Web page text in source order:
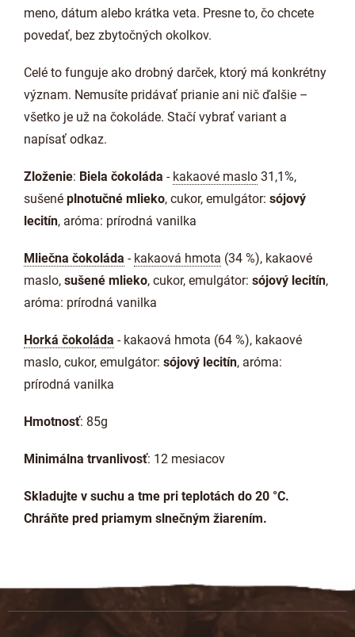
meno, dátum alebo krátka veta. Presne to, čo chcete
povedať, bez zbytočných okolkov.
Celé to funguje ako drobný darček, ktorý má konkrétny
význam. Nemusíte pridávať prianie ani nič ďalšie –
všetko je už na čokoláde. Stačí vybrať variant a
napísať odkaz.
Zloženie: Biela čokoláda - kakaové maslo 31,1%,
sušené plnotučné mlieko, cukor, emulgátor: sójový
lecitín, aróma: prírodná vanilka
Mliečna čokoláda - kakaová hmota (34 %), kakaové
maslo, sušené mlieko, cukor, emulgátor: sójový lecitín,
aróma: prírodná vanilka
Horká čokoláda - kakaová hmota (64 %), kakaové
maslo, cukor, emulgátor: sójový lecitín, aróma:
prírodná vanilka
Hmotnosť: 85g
Minimálna trvanlivosť: 12 mesiacov
Skladujte v suchu a tme pri teplotách do 20 °C.
Chráňte pred priamym slnečným žiarením.
Z